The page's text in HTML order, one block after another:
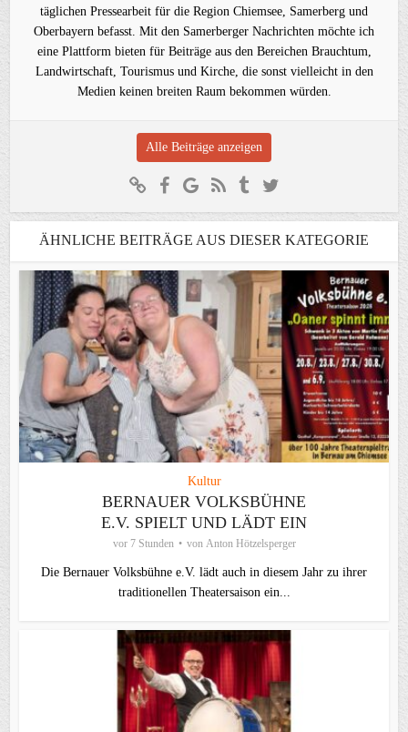
täglichen Pressearbeit für die Region Chiemsee, Samerberg und
Oberbayern befasst. Mit den Samerberger Nachrichten möchte ich
eine Plattform bieten für Beiträge aus den Bereichen Brauchtum,
Landwirtschaft, Tourismus und Kirche, die sonst vielleicht in den
Medien keinen breiten Raum bekommen würden.
Alle Beiträge anzeigen
ÄHNLICHE BEITRÄGE AUS DIESER KATEGORIE
Kultur
BERNAUER VOLKSBÜHNE
E.V. SPIELT UND LÄDT EIN
vor 7 Stunden von Anton Hötzelsperger
Die Bernauer Volksbühne e.V. lädt auch in diesem Jahr zu ihrer
traditionellen Theater­saison ein...